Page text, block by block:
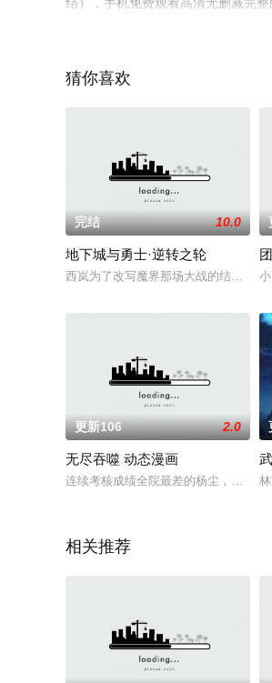
猜你喜欢
完结 10.0
地下城与勇士·逆转之轮
西岚为了改写魔界那场大战的结局踏上
更新106 2.0
无尽吞噬 动态漫画
连续考核成绩全院最差的杨尘，突然发
相关推荐